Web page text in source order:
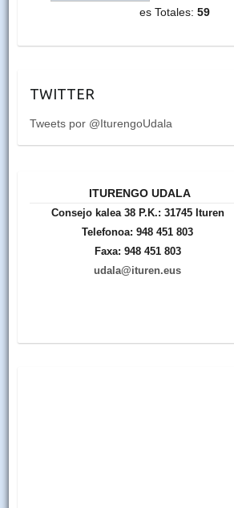
es Totales:59
TWITTER
Tweets por @IturengoUdala
ITURENGO UDALA
Consejo kalea 38 P.K.: 31745 Ituren
Telefonoa: 948 451 803
Faxa: 948 451 803
udala@ituren.eus